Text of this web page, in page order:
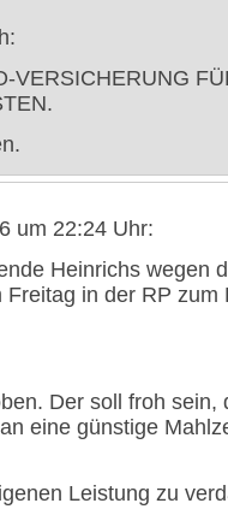
VERSICHERUNG
um 22:24 Uhr:
Heinrichs wegen
in der RP zum
Der soll froh sein,
eine günstige
Leistung zu